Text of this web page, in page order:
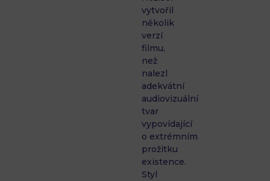
vytvořil
několik
verzí
filmu,
než
nalezl
adekvátní
audiovizuální
tvar
vypovídající
o extrémním
prožitku
existence.
Styl